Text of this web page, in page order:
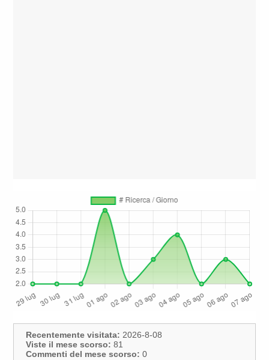
Recentemente visitata: 2026-8-08
Viste il mese scorso: 81
Commenti del mese scorso: 0